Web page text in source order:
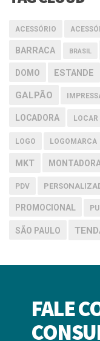
ACESSÓRIO
BARRACA BRASIL
DOMO ESTANDE
GALPÃO
LOCADORA LOCAR
LOGO LOGOMARCA
MKT
PDV
PROMOCIONAL
SÃO PAULO
FALE